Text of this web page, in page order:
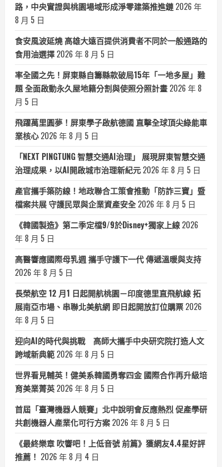
路，中央實證與桃園場域形成淨零建築推進鏈 2026 年
8 月 5 日
食安風波延燒 高雄大遠百提供消費者不同於一般通路的
食用油選擇 2026 年 8 月 5 日
率全國之先！屏東縣自籌縣款破局15年「一地多屋」難
題 全面啟動永久屋地籍分割與使照分照計畫 2026 年 8
月 5 日
飛躍萬里圓夢！屏東學子啟航德國 直擊全球頂尖綠能車
業核心 2026 年 8 月 5 日
「NEXT PINGTUNG 智慧交通AI治理」 展現屏東智慧交通
治理成果，以AI開啟城市治理新紀元 2026 年 8 月 5 日
產官攜手築防線！地政聯合工策會推動「防詐三寶」暨
檔案共展 守護民眾與企業資產安全 2026 年 8 月 5 日
《韓國製造》第二季定檔9/9於Disney+獨家上線 2026
年 8 月 5 日
高醫響應國際母乳週 攜手守護下一代 傳遞溫暖與支持
2026 年 8 月 5 日
長榮航空 12 月1 日起開航桃園－印度德里直飛航線 拓
展南亞市場、串聯北美航網 即日起開放訂位購票 2026
年 8 月 5 日
迎向AI的時代與挑戰 高師大攜手中央研究院打造人文
跨域新典範 2026 年 8 月 5 日
世界看見輔英！健美系韓國勇奪四金 國際合作再升級培
育美業菁英 2026 年 8 月 5 日
首屆「臺灣機器人競賽」北中說明會反應熱烈 促產學研
共創機器人產業化可行方案 2026 年 8 月 5 日
《最終樂章 吹響吧！上低音號 前篇》獲網友4.4星好評
推薦！ 2026 年 8 月 4 日